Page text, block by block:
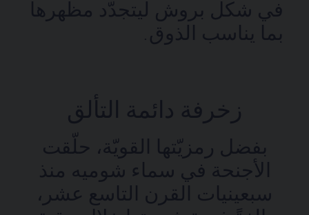
في شكل بروش ليتجدّد مظهرها
بما يناسب الذوق.
زخرفة دائمة التألق
بفضل رمزيّتها القويّة، حلّقت
الأجنحة في سماء شوميه منذ
سبعينيات القرن التاسع عشر،